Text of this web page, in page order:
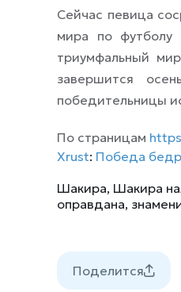
Сейчас певица
мира по футболу
триумфальный
завершится
победительницы
По страницам
Xrust: Победа
Шакира, Шакира
оправдана,
Поделится